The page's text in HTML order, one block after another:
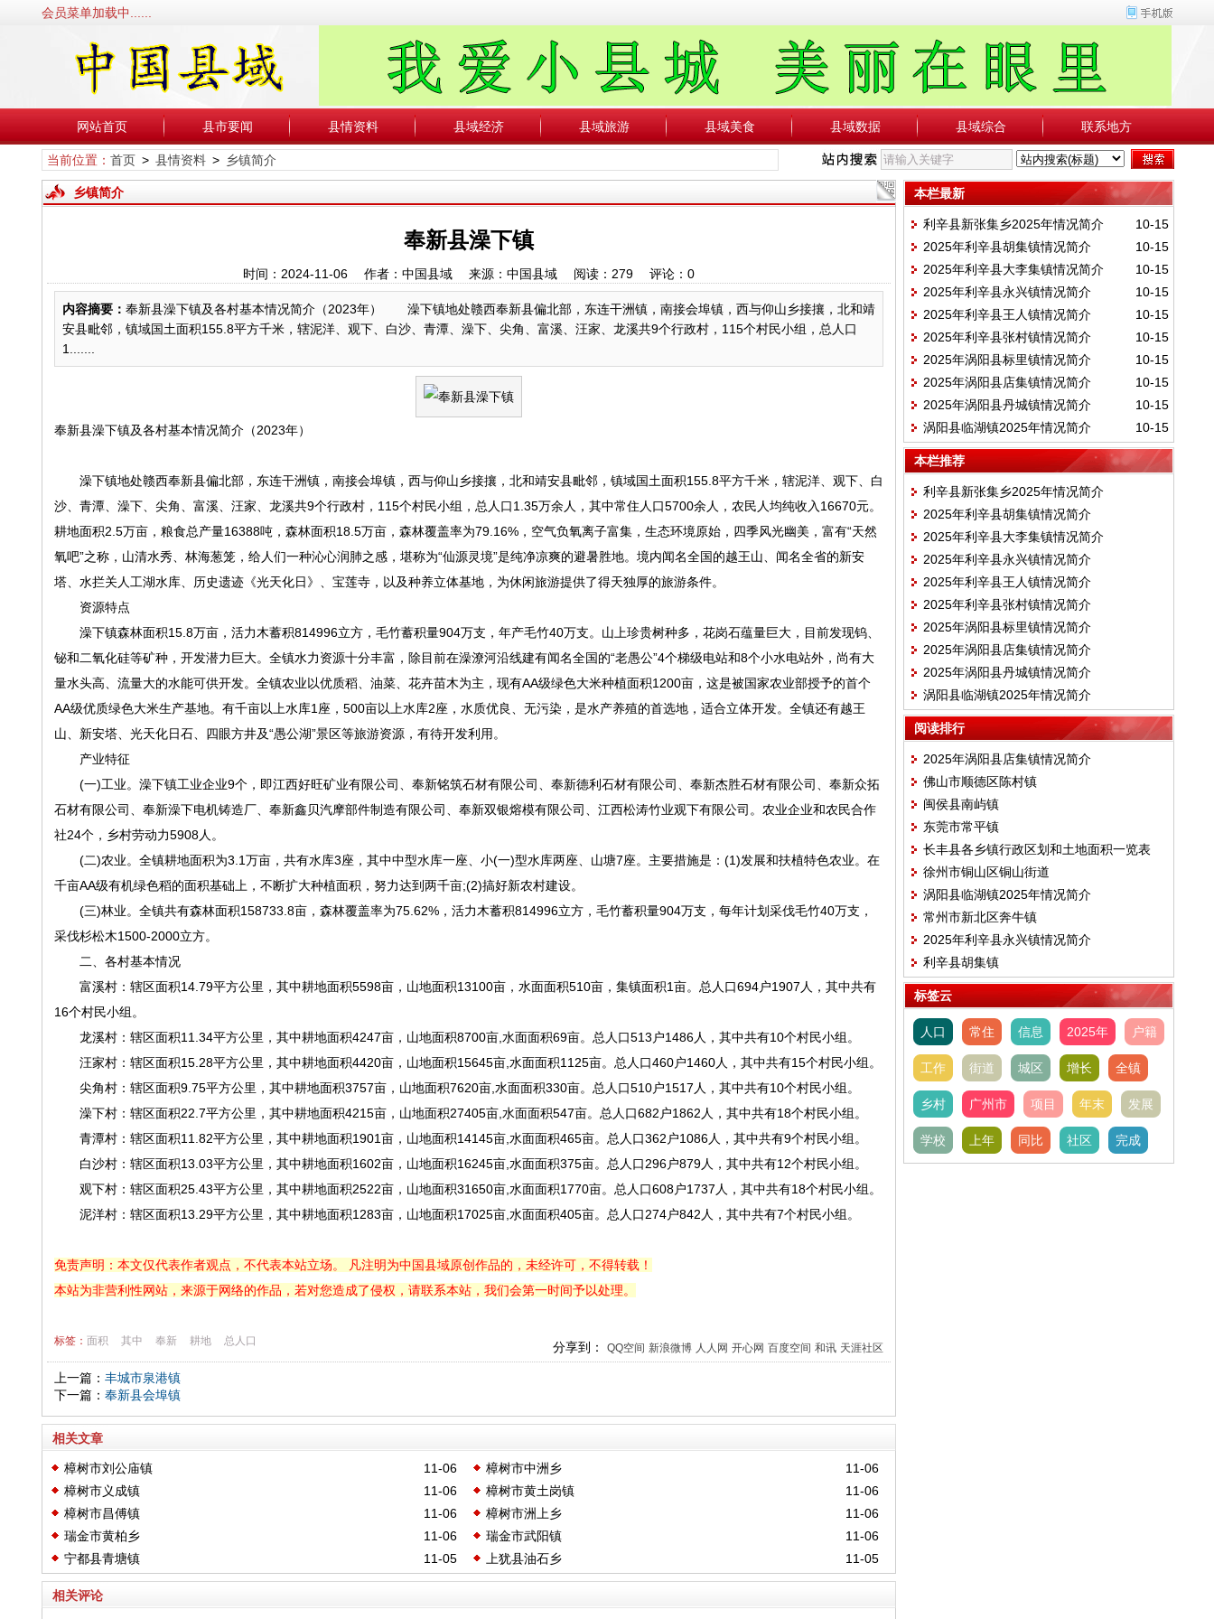
会员菜单加载中......
网站首页 县市要闻 县情资料 县域经济 县域旅游 县域美食 县域数据 县域综合 联系地方
当前位置： 首页> 县情资料> 乡镇简介
乡镇简介
奉新县澡下镇
时间：2024-11-06 作者：中国县域 来源：中国县域 阅读： 279评论： 0
内容摘要： 奉新县澡下镇及各村基本情况简介（2023年） 澡下镇地处赣西奉新县偏北部，东连干洲镇，南接会埠镇，西与仰山乡接攘，北和靖
安县毗邻，镇域国土面积155.8平方千米，辖泥洋、观下、白沙、青潭、澡下、尖角、富溪、汪家、龙溪共9个行政村，115个村民小组，总人口
1.......
奉新县澡下镇及各村基本情况简介（2023年）
澡下镇地处赣西奉新县偏北部，东连干洲镇，南接会埠镇，西与仰山乡接攘，北和靖安县毗邻，镇域国土面积155.8平方千米，辖泥洋、观下、白
沙、青潭、澡下、尖角、富溪、汪家、龙溪共9个行政村，115个村民小组，总人口1.35万余人，其中常住人口5700余人，农民人均纯收入16670元。
耕地面积2.5万亩，粮食总产量16388吨，森林面积18.5万亩，森林覆盖率为79.16%，空气负氧离子富集，生态环境原始，四季风光幽美，富有“天然
氧吧”之称，山清水秀、林海葱笼，给人们一种沁心润肺之感，堪称为“仙源灵境”是纯净凉爽的避暑胜地。境内闻名全国的越王山、闻名全省的新安
塔、水拦关人工湖水库、历史遗迹《光天化日》、宝莲寺，以及种养立体基地，为休闲旅游提供了得天独厚的旅游条件。
资源特点
澡下镇森林面积15.8万亩，活力木蓄积814996立方，毛竹蓄积量904万支，年产毛竹40万支。山上珍贵树种多，花岗石蕴量巨大，目前发现钨、
铋和二氧化硅等矿种，开发潜力巨大。全镇水力资源十分丰富，除目前在澡潦河沿线建有闻名全国的“老愚公”4个梯级电站和8个小水电站外，尚有大
量水头高、流量大的水能可供开发。全镇农业以优质稻、油菜、花卉苗木为主，现有AA级绿色大米种植面积1200亩，这是被国家农业部授予的首个
AA级优质绿色大米生产基地。有千亩以上水库1座，500亩以上水库2座，水质优良、无污染，是水产养殖的首选地，适合立体开发。全镇还有越王
山、新安塔、光天化日石、四眼方井及“愚公湖”景区等旅游资源，有待开发利用。
产业特征
(一)工业。澡下镇工业企业9个，即江西好旺矿业有限公司、奉新铭筑石材有限公司、奉新德利石材有限公司、奉新杰胜石材有限公司、奉新众拓
石材有限公司、奉新澡下电机铸造厂、奉新鑫贝汽摩部件制造有限公司、奉新双银熔模有限公司、江西松涛竹业观下有限公司。农业企业和农民合作
社24个，乡村劳动力5908人。
(二)农业。全镇耕地面积为3.1万亩，共有水库3座，其中中型水库一座、小(一)型水库两座、山塘7座。主要措施是：(1)发展和扶植特色农业。在
千亩AA级有机绿色稻的面积基础上，不断扩大种植面积，努力达到两千亩;(2)搞好新农村建设。
(三)林业。全镇共有森林面积158733.8亩，森林覆盖率为75.62%，活力木蓄积814996立方，毛竹蓄积量904万支，每年计划采伐毛竹40万支，
采伐杉松木1500-2000立方。
二、各村基本情况
富溪村：辖区面积14.79平方公里，其中耕地面积5598亩，山地面积13100亩，水面面积510亩，集镇面积1亩。总人口694户1907人，其中共有
16个村民小组。
龙溪村：辖区面积11.34平方公里，其中耕地面积4247亩，山地面积8700亩,水面面积69亩。总人口513户1486人，其中共有10个村民小组。
汪家村：辖区面积15.28平方公里，其中耕地面积4420亩，山地面积15645亩,水面面积1125亩。总人口460户1460人，其中共有15个村民小组。
尖角村：辖区面积9.75平方公里，其中耕地面积3757亩，山地面积7620亩,水面面积330亩。总人口510户1517人，其中共有10个村民小组。
澡下村：辖区面积22.7平方公里，其中耕地面积4215亩，山地面积27405亩,水面面积547亩。总人口682户1862人，其中共有18个村民小组。
青潭村：辖区面积11.82平方公里，其中耕地面积1901亩，山地面积14145亩,水面面积465亩。总人口362户1086人，其中共有9个村民小组。
白沙村：辖区面积13.03平方公里，其中耕地面积1602亩，山地面积16245亩,水面面积375亩。总人口296户879人，其中共有12个村民小组。
观下村：辖区面积25.43平方公里，其中耕地面积2522亩，山地面积31650亩,水面面积1770亩。总人口608户1737人，其中共有18个村民小组。
泥洋村：辖区面积13.29平方公里，其中耕地面积1283亩，山地面积17025亩,水面面积405亩。总人口274户842人，其中共有7个村民小组。
免责声明：本文仅代表作者观点，不代表本站立场。 凡注明为中国县域原创作品的，未经许可，不得转载！
本站为非营利性网站，来源于网络的作品，若对您造成了侵权，请联系本站，我们会第一时间予以处理。
标签： 面积 其中 奉新 耕地 总人口 分享到： QQ空间 新浪微博 人人网 开心网 百度空间 和讯 天涯社区
上一篇： 丰城市泉港镇
下一篇： 奉新县会埠镇
相关文章
11-06
樟树市刘公庙镇 11-06
樟树市中洲乡
11-06
樟树市义成镇 11-06
樟树市黄土岗镇
11-06
樟树市昌傅镇 11-06
樟树市洲上乡
11-06
瑞金市黄柏乡 11-06
瑞金市武阳镇
11-05
宁都县青塘镇 11-05
上犹县油石乡
相关评论
本栏最新
10-15
利辛县新张集乡2025年情况简介
10-15
2025年利辛县胡集镇情况简介
10-15
2025年利辛县大李集镇情况简介
10-15
2025年利辛县永兴镇情况简介
10-15
2025年利辛县王人镇情况简介
10-15
2025年利辛县张村镇情况简介
10-15
2025年涡阳县标里镇情况简介
10-15
2025年涡阳县店集镇情况简介
10-15
2025年涡阳县丹城镇情况简介
10-15
涡阳县临湖镇2025年情况简介
本栏推荐
利辛县新张集乡2025年情况简介
2025年利辛县胡集镇情况简介
2025年利辛县大李集镇情况简介
2025年利辛县永兴镇情况简介
2025年利辛县王人镇情况简介
2025年利辛县张村镇情况简介
2025年涡阳县标里镇情况简介
2025年涡阳县店集镇情况简介
2025年涡阳县丹城镇情况简介
涡阳县临湖镇2025年情况简介
阅读排行
2025年涡阳县店集镇情况简介
佛山市顺德区陈村镇
闽侯县南屿镇
东莞市常平镇
长丰县各乡镇行政区划和土地面积一览表
(2024版）
徐州市铜山区铜山街道
涡阳县临湖镇2025年情况简介
常州市新北区奔牛镇
2025年利辛县永兴镇情况简介
利辛县胡集镇
标签云
人口 常住 信息 2025年 户籍
工作 街道 城区 增长 全镇
乡村 广州市 项目 年末 发展
学校 上年 同比 社区 完成